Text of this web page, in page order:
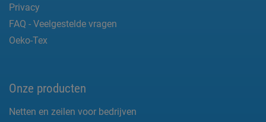
Privacy
FAQ - Veelgestelde vragen
Oeko-Tex
Onze producten
Netten en zeilen voor bedrijven